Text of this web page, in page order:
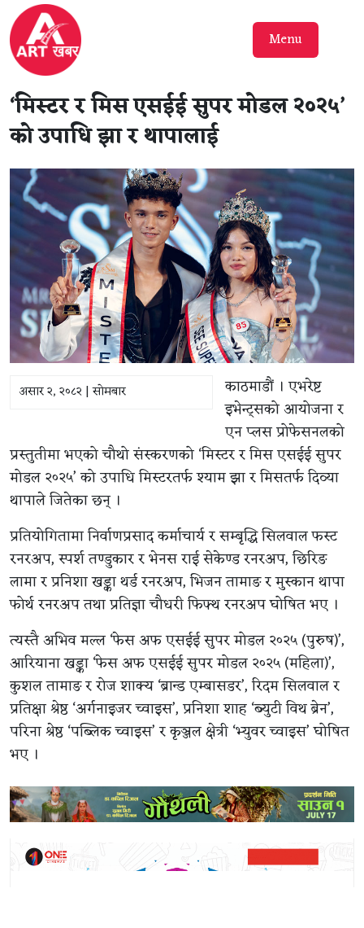
Menu
‘मिस्टर र मिस एसईई सुपर मोडल २०२५’
को उपाधि झा र थापालाई
असार २, २०८२ | सोमबार
काठमाडौं । एभरेष्ट
इभेन्ट्सको आयोजना र
एन प्लस प्रोफेसनलको
प्रस्तुतीमा भएको चौथो संस्करणको ‘मिस्टर र मिस एसईई सुपर
मोडल २०२५’ को उपाधि मिस्टरतर्फ श्याम झा र मिसतर्फ दिव्या
थापाले जितेका छन् ।
प्रतियोगितामा निर्वाणप्रसाद कर्माचार्य र सम्बृद्धि सिलवाल फस्ट
रनरअप, स्पर्श तण्डुकार र भेनस राई सेकेण्ड रनरअप, छिरिङ
लामा र प्रनिशा खड्का थर्ड रनरअप, भिजन तामाङ र मुस्कान थापा
फोर्थ रनरअप तथा प्रतिज्ञा चौधरी फिफ्थ रनरअप घोषित भए ।
त्यस्तै अभिव मल्ल ‘फेस अफ एसईई सुपर मोडल २०२५ (पुरुष)’,
आरियाना खड्का ‘फेस अफ एसईई सुपर मोडल २०२५ (महिला)’,
कुशल तामाङ र रोज शाक्य ‘ब्रान्ड एम्बासडर’, रिदम सिलवाल र
प्रतिक्षा श्रेष्ठ ‘अर्गनाइजर च्वाइस’, प्रनिशा शाह ‘ब्युटी विथ ब्रेन’,
परिना श्रेष्ठ ‘पब्लिक च्वाइस’ र कृञ्जल क्षेत्री ‘भ्युवर च्वाइस’ घोषित
भए ।